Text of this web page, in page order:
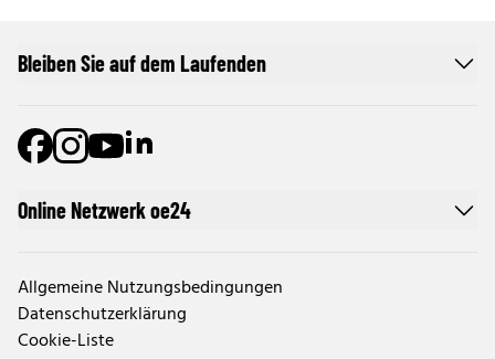
Online Netzwerk oe24
Allgemeine Nutzungsbedingungen
Datenschutzerklärung
Cookie-Liste
Bleiben Sie auf dem Laufenden